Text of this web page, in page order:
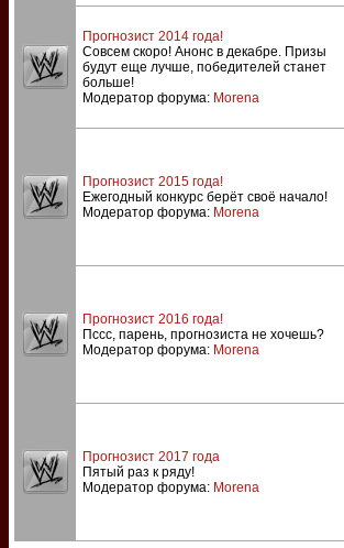
Прогнозист 2014 года!
Совсем скоро! Анонс в декабре. Призы
будут еще лучше, победителей станет
больше!
Модератор форума: Morena
Прогнозист 2015 года!
Ежегодный конкурс берёт своё начало!
Модератор форума: Morena
Прогнозист 2016 года!
Пссс, парень, прогнозиста не хочешь?
Модератор форума: Morena
Прогнозист 2017 года
Пятый раз к ряду!
Модератор форума: Morena